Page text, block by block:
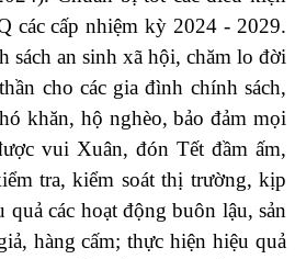
các cấp nhiệm kỳ 2024 - 2029.
sách an sinh xã hội, chăm lo đời
cho các gia đình chính sách,
khăn, hộ nghèo, bảo đảm mọi
vui Xuân, đón Tết đầm ấm,
tra, kiểm soát thị trường, kịp
quả các hoạt động buôn lậu, sản
hàng cấm; thực hiện hiệu quả